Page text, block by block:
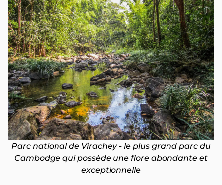
Parc national de Virachey - le plus grand parc du
Cambodge qui possède une flore abondante et
exceptionnelle